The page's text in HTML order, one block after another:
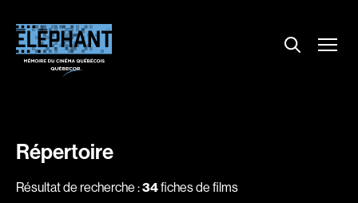
Menu
Explorer le répertoire
Nouvelles
À propos
Répertoire
Résultat de recherche :34fiches de films